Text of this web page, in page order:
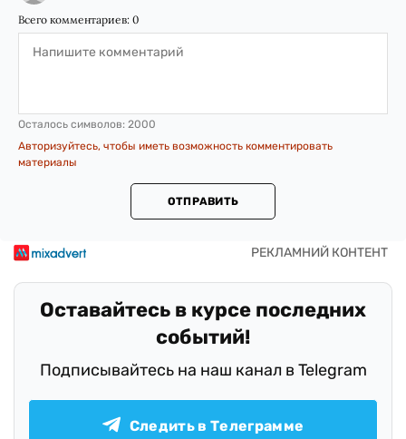
Всего комментариев: 0
Осталось символов: 2000
Авторизуйтесь, чтобы иметь возможность комментировать
материалы
ОТПРАВИТЬ
Оставайтесь в курсе последних
событий!
Подписывайтесь на наш канал в Telegram
Следить в Телеграмме